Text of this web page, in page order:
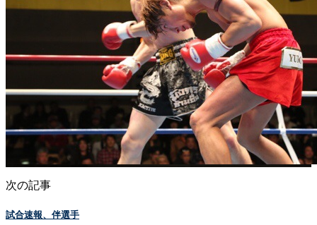
次の記事
試合速報、伴選手